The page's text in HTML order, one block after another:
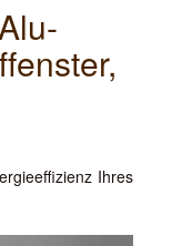
Ihres